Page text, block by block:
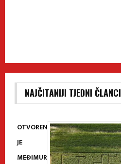
NAJČITANIJI TJEDNI ČLANCI
OTVOREN
JE
MEĐIMUR